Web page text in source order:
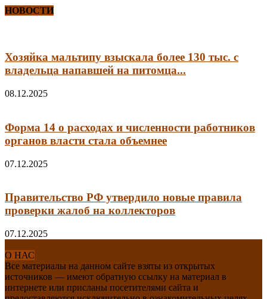
НОВОСТИ
Хозяйка мальтипу взыскала более 130 тыс. с
владельца напавшей на питомца...
08.12.2025
Форма 14 о расходах и численности работников
органов власти стала объемнее
07.12.2025
Правительство РФ утвердило новые правила
проверки жалоб на коллекторов
07.12.2025
О НАС
Все материалы на данном сайте взяты из открытых
источников — имеют обратную ссылку на материал в
интернете или присланы посетителями сайта и